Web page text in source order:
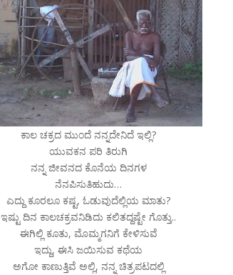
ಕಾಲ ಚಕ್ರದ ಮುಂದೆ ನನ್ನದೇನಿದೆ ಇಲ್ಲಿ?
ಯುವಕನ ಪರಿ ತಿರುಗಿ
ನನ್ನ ಜೀವನದ ಕೊನೆಯ ದಿನಗಳ
ನೆನಪಿಸುತಿಹುದು…
ಎದ್ದು ಕೂರಲೂ ಕಷ್ಟ, ಓಡುವುದೆಲ್ಲಿಯ ಮಾತು?
ಇಷ್ಟು ದಿನ ಕಾಲಚಕ್ರವನಿಡಿದು ಕಲಿತದ್ದಷ್ಟೇ ಗೊತ್ತು..
ಈಗಿಲ್ಲಿ ಕೂತು, ಮೊಮ್ಮಗನಿಗೆ ಕೇಳಿಸುವೆ
ಇದ್ದು, ಈಸಿ ಜಯಿಸುವ ಕಥೆಯ
ಅಗೋ ಕಾಣುತ್ತಿವೆ ಅಲ್ಲಿ, ನನ್ನ ಚಿತ್ರಪಟದಲ್ಲಿ